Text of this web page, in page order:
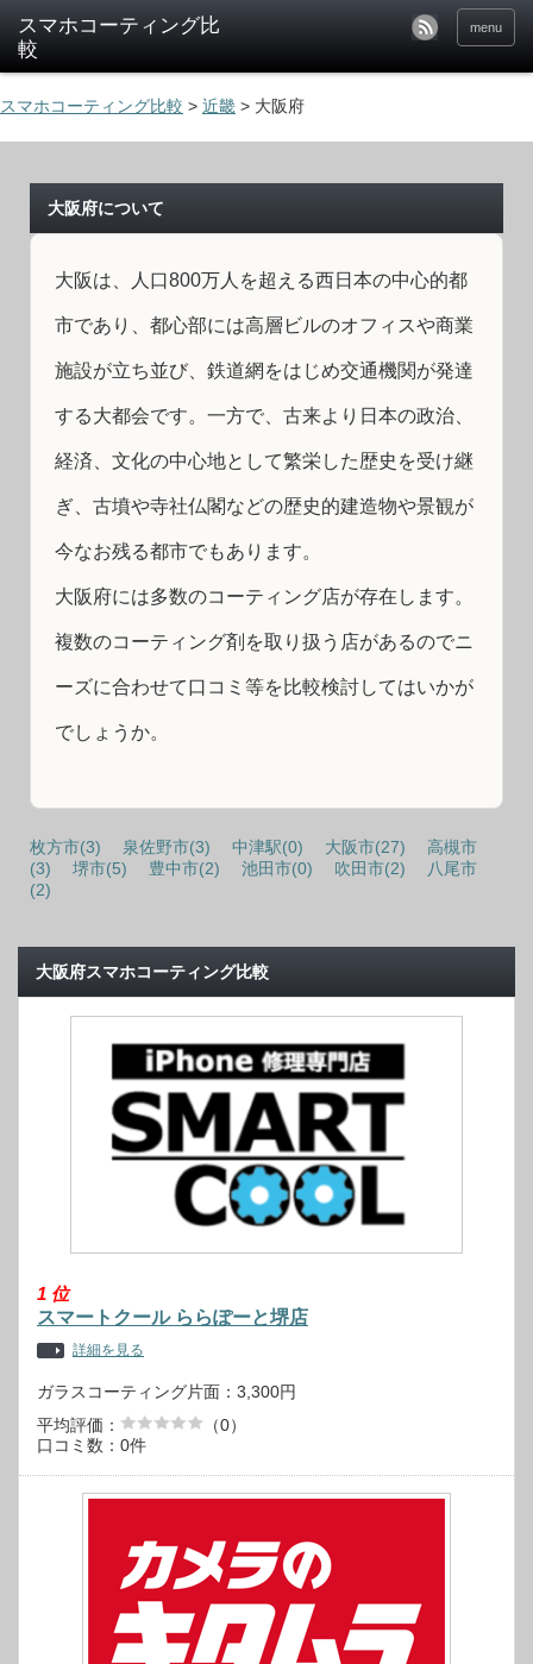
menu
スマホコーティング比較 > 近畿 > 大阪府
大阪府について
大阪は、人口800万人を超える西日本の中心的都
市であり、都心部には高層ビルのオフィスや商業
施設が立ち並び、鉄道網をはじめ交通機関が発達
する大都会です。一方で、古来より日本の政治、
経済、文化の中心地として繁栄した歴史を受け継
ぎ、古墳や寺社仏閣などの歴史的建造物や景観が
今なお残る都市でもあります。
大阪府には多数のコーティング店が存在します。
複数のコーティング剤を取り扱う店があるのでニ
ーズに合わせて口コミ等を比較検討してはいかが
でしょうか。
枚方市(3) 泉佐野市(3) 中津駅(0) 大阪市(27)
高槻市
(3)
堺市(5) 豊中市(2) 池田市(0) 吹田市(2)
八尾市
(2)
大阪府スマホコーティング比較
1 位
スマートクール ららぽーと堺店
詳細を見る
ガラスコーティング片面：3,300円
平均評価：
（0）
口コミ数：0件